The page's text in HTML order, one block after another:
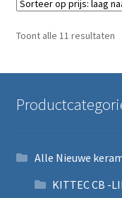
Toont alle 11 resultaten
Alle Nieuwe
KITTEC CB -